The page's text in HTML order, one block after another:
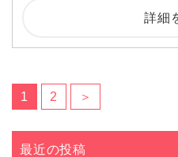
詳細
1 2 ＞
最近の投稿